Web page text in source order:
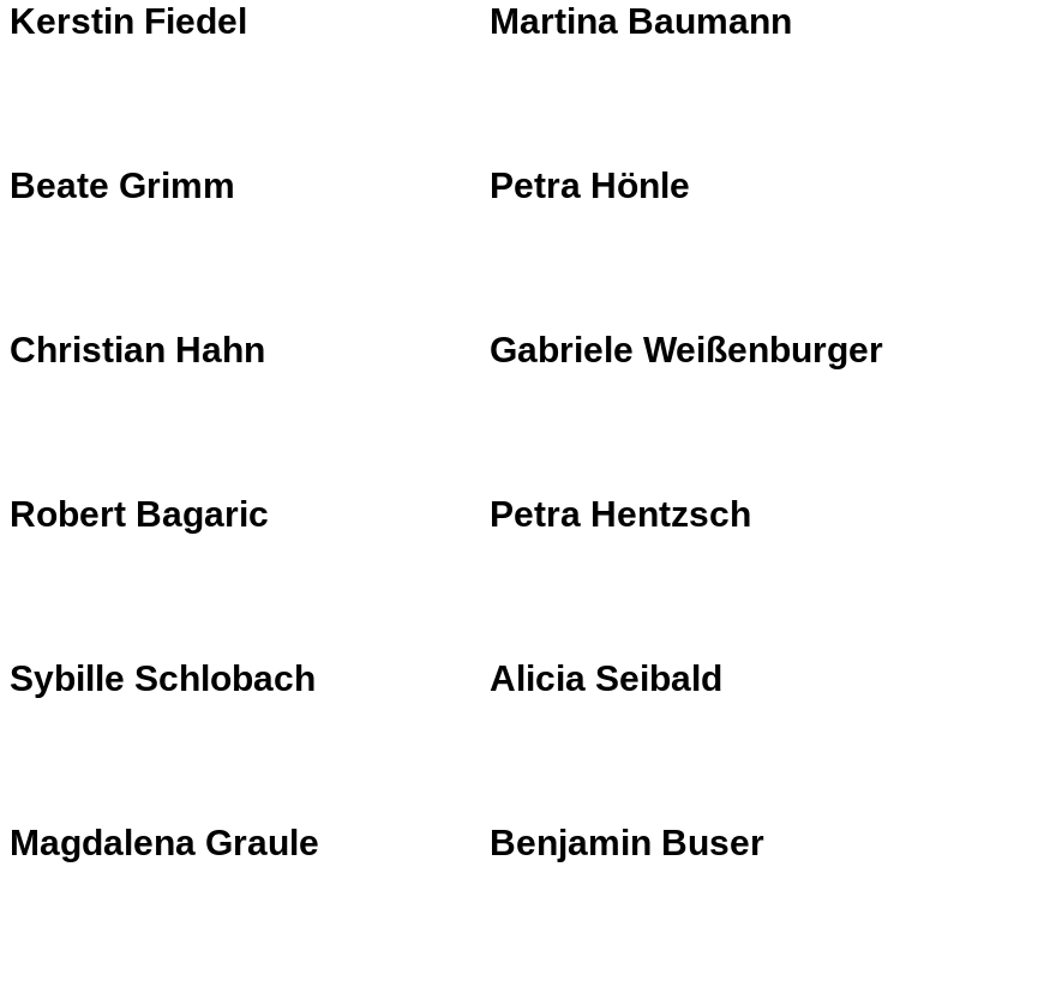
Kerstin Fiedel Martina Baumann
Beate Grimm Petra Hönle
Christian Hahn Gabriele Weißenburger
Robert Bagaric Petra Hentzsch
Sybille Schlobach Alicia Seibald
Magdalena Graule Benjamin Buser